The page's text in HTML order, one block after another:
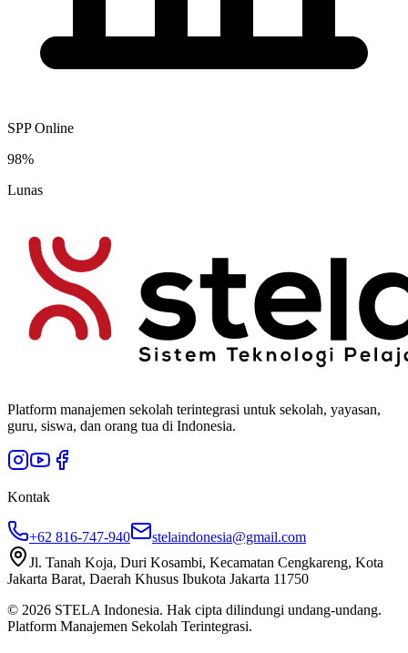
SPP Online
98%
Lunas
Platform manajemen sekolah terintegrasi untuk sekolah, yayasan,
guru, siswa, dan orang tua di Indonesia.
Kontak
+62 816-747-940
stelaindonesia@gmail.com
Jl. Tanah Koja, Duri Kosambi, Kecamatan Cengkareng, Kota
Jakarta Barat, Daerah Khusus Ibukota Jakarta 11750
© 2026 STELA Indonesia. Hak cipta dilindungi undang-undang.
Platform Manajemen Sekolah Terintegrasi.